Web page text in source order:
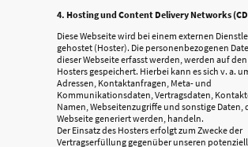
4. Hosting und Content Delivery Networks
Diese Webseite wird bei einem externen
gehostet (Hoster). Die personenbezogenen
dieser Webseite erfasst werden, werden auf
Hosters gespeichert. Hierbei kann es sich v. a.
Adressen, Kontaktanfragen, Meta- und
Kommunikationsdaten, Vertragsdaten,
Namen, Webseitenzugriffe und sonstige Daten,
Webseite generiert werden, handeln.
Der Einsatz des Hosters erfolgt zum Zwecke der
Vertragserfüllung gegenüber unseren